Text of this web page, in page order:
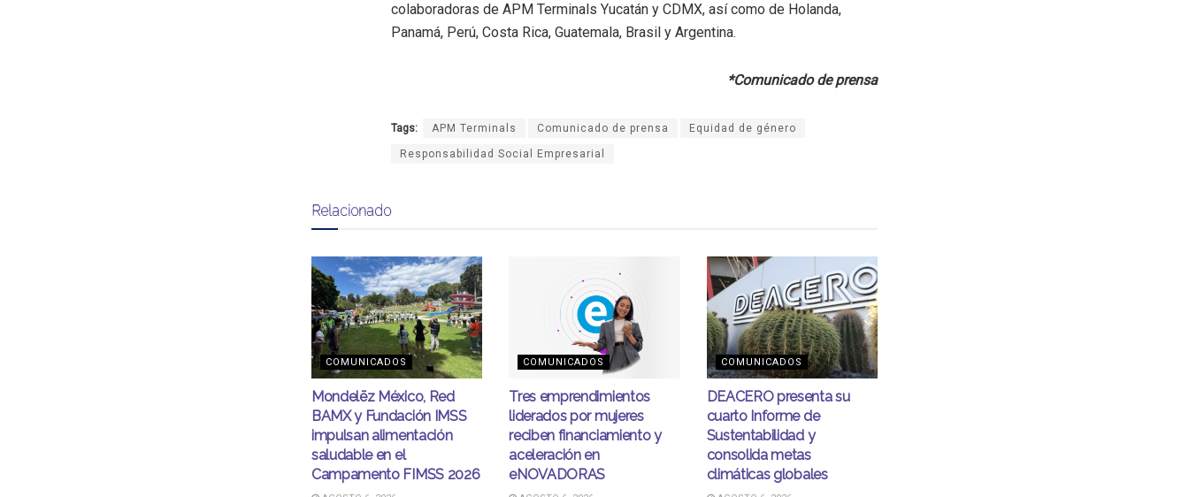
colaboradoras de APM Terminals Yucatán y CDMX, así como de Holanda,
Panamá, Perú, Costa Rica, Guatemala, Brasil y Argentina.
*Comunicado de prensa
Tags: APM Terminals Comunicado de prensa Equidad de género
Responsabilidad Social Empresarial
Relacionado
COMUNICADOS
Mondelēz México, Red
BAMX y Fundación IMSS
impulsan alimentación
saludable en el
Campamento FIMSS 2026
COMUNICADOS
Tres emprendimientos
liderados por mujeres
reciben financiamiento y
aceleración en
eNOVADORAS
COMUNICADOS
DEACERO presenta su
cuarto Informe de
Sustentabilidad y
consolida metas
climáticas globales